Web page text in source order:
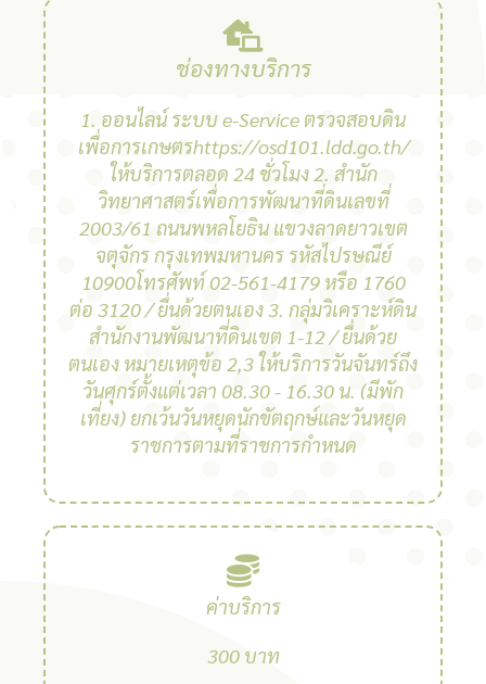
ช่องทางบริการ
1. ออนไลน์ ระบบ e-Service ตรวจสอบดิน
เพื่อการเกษตรhttps://osd101.ldd.go.th/
ให้บริการตลอด 24 ชั่วโมง 2. สํานัก
วิทยาศาสตร์เพื่อการพัฒนาที่ดินเลขที่
2003/61 ถนนพหลโยธิน แขวงลาดยาวเขต
จตุจักร กรุงเทพมหานคร รหัสไปรษณีย์
10900โทรศัพท์ 02-561-4179 หรือ 1760
ต่อ 3120 / ยื่นด้วยตนเอง 3. กลุ่มวิเคราะห์ดิน
สํานักงานพัฒนาที่ดินเขต 1-12 / ยื่นด้วย
ตนเอง หมายเหตุข้อ 2,3 ให้บริการวันจันทร์ถึง
วันศุกร์ตั้งแต่เวลา 08.30 - 16.30 น. (มีพัก
เที่ยง) ยกเว้นวันหยุดนักขัตฤกษ์และวันหยุด
ราชการตามที่ราชการกําหนด
ค่าบริการ
300 บาท